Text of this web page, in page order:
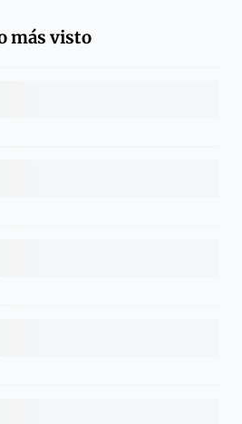
más visto